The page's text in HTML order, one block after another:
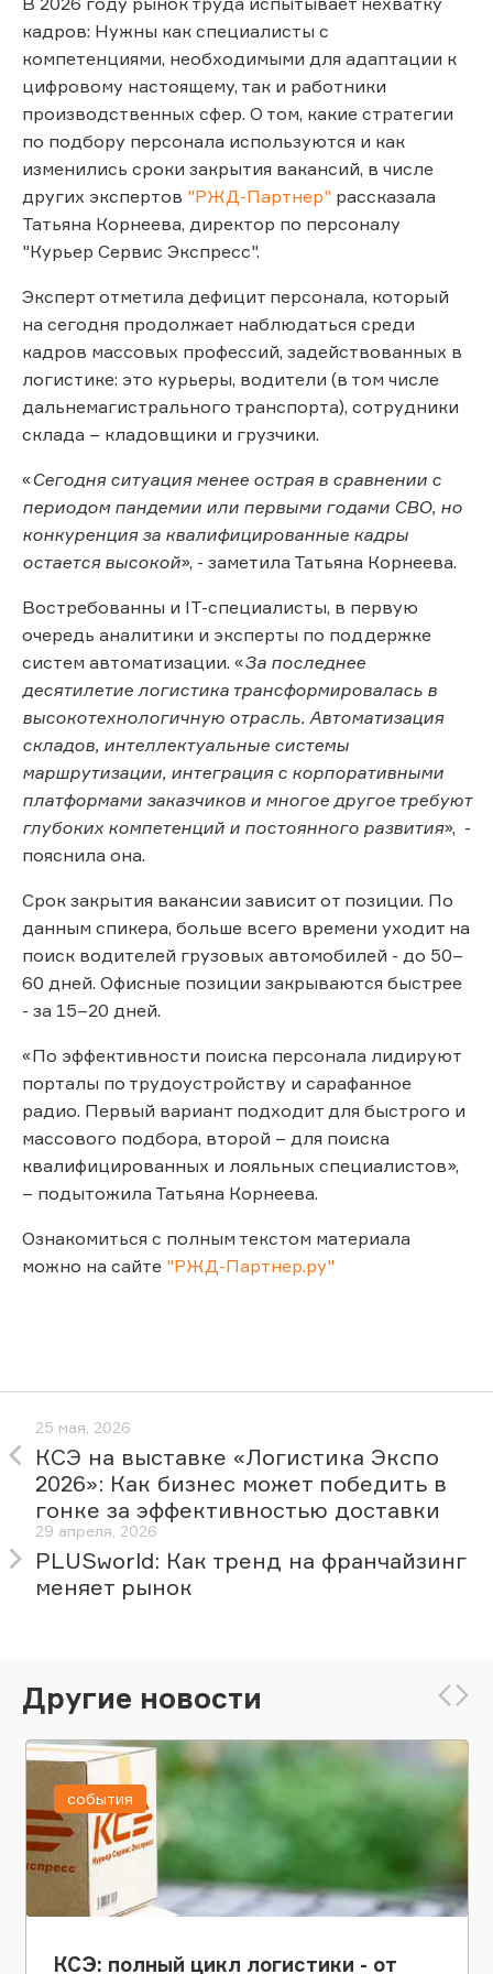
кадров: Нужны как специалисты с
компетенциями, необходимыми для адаптации к
цифровому настоящему, так и работники
производственных сфер. О том, какие стратегии
по подбору персонала используются и как
изменились сроки закрытия вакансий, в числе
других экспертов "РЖД-Партнер" рассказала
Татьяна Корнеева, директор по персоналу
"Курьер Сервис Экспресс".
Эксперт отметила дефицит персонала, который
на сегодня продолжает наблюдаться среди
кадров массовых профессий, задействованных в
логистике: это курьеры, водители (в том числе
дальнемагистрального транспорта), сотрудники
склада – кладовщики и грузчики.
«Сегодня ситуация менее острая в сравнении с
периодом пандемии или первыми годами СВО, но
конкуренция за квалифицированные кадры
остается высокой», - заметила Татьяна Корнеева.
Востребованны и IT-специалисты, в первую
очередь аналитики и эксперты по поддержке
систем автоматизации. «За последнее
десятилетие логистика трансформировалась в
высокотехнологичную отрасль. Автоматизация
складов, интеллектуальные системы
маршрутизации, интеграция с корпоративными
платформами заказчиков и многое другое требуют
глубоких компетенций и постоянного развития», -
пояснила она.
Срок закрытия вакансии зависит от позиции. По
данным спикера, больше всего времени уходит на
поиск водителей грузовых автомобилей - до 50–
60 дней. Офисные позиции закрываются быстрее
- за 15–20 дней.
«По эффективности поиска персонала лидируют
порталы по трудоустройству и сарафанное
радио. Первый вариант подходит для быстрого и
массового подбора, второй – для поиска
квалифицированных и лояльных специалистов»,
– подытожила Татьяна Корнеева.
Ознакомиться с полным текстом материала
можно на сайте "РЖД-Партнер.ру"
25 мая, 2026
КСЭ на выставке «Логистика Экспо
2026»: Как бизнес может победить в
гонке за эффективностью доставки
29 апреля, 2026
PLUSworld: Как тренд на франчайзинг
меняет рынок
Другие новости
КСЭ: полный цикл логистики - от
события